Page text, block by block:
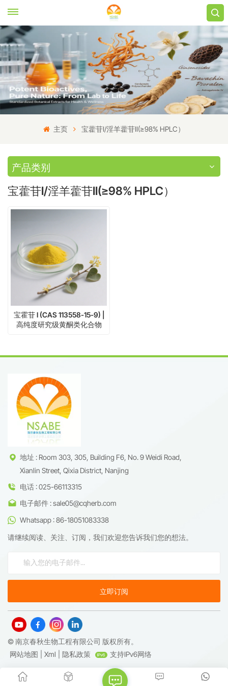
主页 宝藿苷I/淫羊藿苷II(≥98% HPLC）
产品类别
宝藿苷I/淫羊藿苷II(≥98% HPLC）
宝霍苷 I (CAS 113558-15-9) |
高纯度研究级黄酮类化合物
地址 : Room 303, 305, Building F6, No. 9 Weidi Road,
Xianlin Street, Qixia District, Nanjing
电话 : 025-66113315
电子邮件 : sale05@cqherb.com
Whatsapp : 86-18051083338
请继续阅读、关注、订阅，我们欢迎您告诉我们您的想法。
© 南京春秋生物工程有限公司 版权所有。
网站地图
Xml 隐私政策 支持IPv6网络